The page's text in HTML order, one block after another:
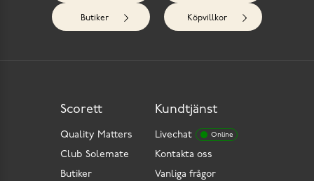
Butiker Köpvillkor
Kundtjänst
Livechat Online
Kontakta oss
Vanliga frågor
Scorett
Quality Matters
Club Solemate
Butiker